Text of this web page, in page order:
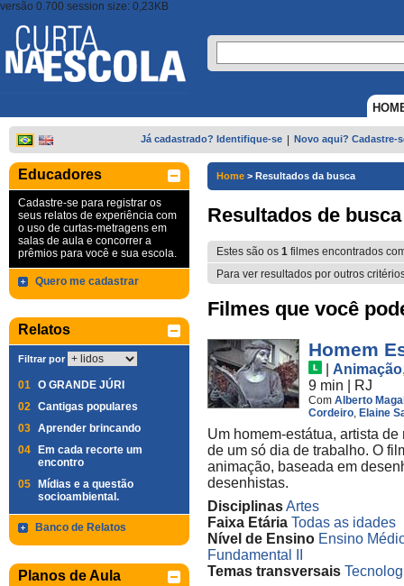
versão 0.700 session size: 0,23KB
Já cadastrado? Identifique-se Novo aqui? Cadastre-
Educadores
Cadastre-se para registrar os
seus relatos de experiência com
o uso de curtas-metragens em
salas de aula e concorrer a
prêmios para você e sua escola.
Quero me cadastrar
Relatos
Filtrar por
01 O GRANDE JÚRI
02 Cantigas populares
03 Aprender brincando
04
Em cada recorte um
encontro
05
Mídias e a questão
socioambiental.
Banco de Relatos
Planos de Aula
Home > Resultados da busca
Resultados de busca
Estes são os 1 filmes encontrados
Para ver resultados por outros
Filmes que você
Homem
Animação
9 min
RJ
Com Alberto
Cordeiro, Elaine
Um homem-estátua, artista
de um só dia de trabalho. O
animação, baseada em
desenhistas.
DisciplinasArtes
Faixa Etária Todas as idades
Nível de Ensino Ensino
Fundamental II
Temas transversais